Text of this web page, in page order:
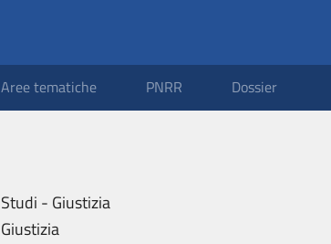
Aree tematiche PNRR Dossier
Studi - Giustizia
Giustizia